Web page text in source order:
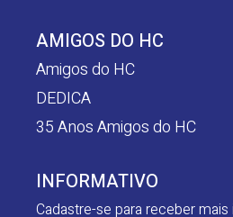
AMIGOS DO HC
Amigos do HC
DEDICA
35 Anos Amigos do HC
INFORMATIVO
Cadastre-se para receber